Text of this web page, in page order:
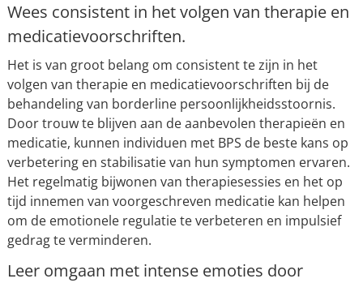
Wees consistent in het volgen van therapie en
medicatievoorschriften.
Het is van groot belang om consistent te zijn in het
volgen van therapie en medicatievoorschriften bij de
behandeling van borderline persoonlijkheidsstoornis.
Door trouw te blijven aan de aanbevolen therapieën en
medicatie, kunnen individuen met BPS de beste kans op
verbetering en stabilisatie van hun symptomen ervaren.
Het regelmatig bijwonen van therapiesessies en het op
tijd innemen van voorgeschreven medicatie kan helpen
om de emotionele regulatie te verbeteren en impulsief
gedrag te verminderen.
Leer omgaan met intense emoties door